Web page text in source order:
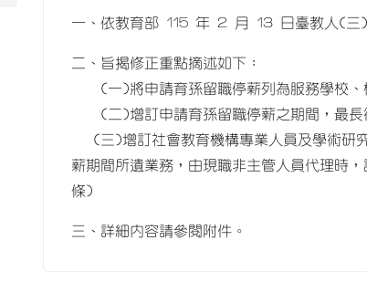
一、依教育部 115 年 2 月 13 日臺教人(
二、旨揭修正重點摘述如下：
(一)將申請育孫留職停薪列為服務學校、
(二)增訂申請育孫留職停薪之期間，最長
(三)增訂社會教育機構專業人員及學術研
薪期間所遺業務，由現職非主管人員代理時
條)
三、詳細內容請參閱附件。